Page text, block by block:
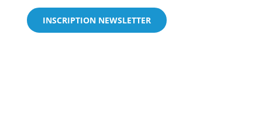
INSCRIPTION NEWSLETTER